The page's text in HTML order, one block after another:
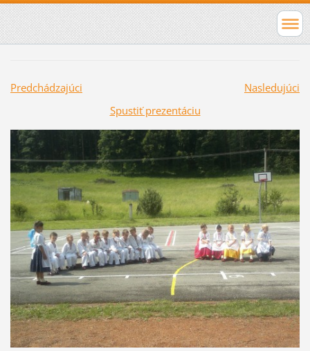
Predchádzajúci
Nasledujúci
Spustiť prezentáciu